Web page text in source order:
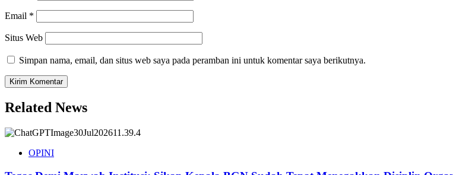
Email *
Situs Web
Simpan nama, email, dan situs web saya pada peramban ini untuk komentar saya berikutnya.
Related News
OPINI